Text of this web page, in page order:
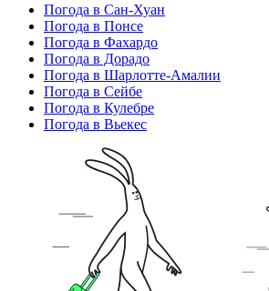
Погода в Сан-Хуан
Погода в Понсе
Погода в Фахардо
Погода в Дорадо
Погода в Шарлотте-Амалии
Погода в Сейбе
Погода в Кулебре
Погода в Вьекес